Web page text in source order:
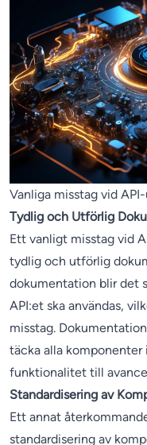
Vanliga misstag vid
Tydlig och Utförlig
Ett vanligt misstag vid
tydlig och utförlig
dokumentation blir det
API:et ska användas,
misstag.
täcka alla komponenter
funktionalitet till
Standardisering av
Ett annat
standardisering av